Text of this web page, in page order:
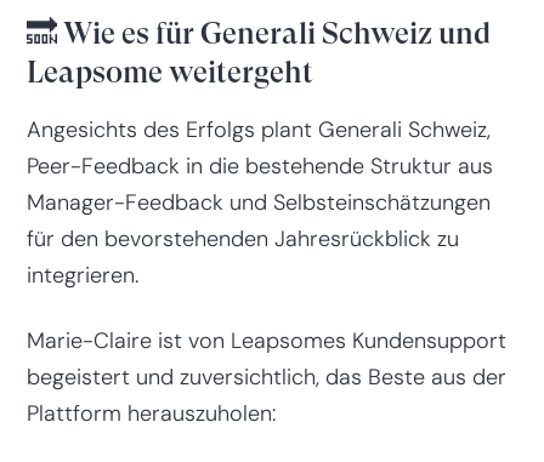
🔜 Wie es für Generali Schweiz und
Leapsome weitergeht
Angesichts des Erfolgs plant Generali Schweiz,
Peer-Feedback in die bestehende Struktur aus
Manager-Feedback und Selbsteinschätzungen
für den bevorstehenden Jahresrückblick zu
integrieren.
Marie-Claire ist von Leapsomes Kundensupport
begeistert und zuversichtlich, das Beste aus der
Plattform herauszuholen: